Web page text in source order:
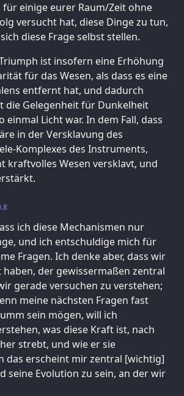
für einige eurer Raum/Zeit ohne
versucht hat, diese Dinge zu tun,
diese Frage selbst stellen.
ist insofern eine Erhöhung
für das Wesen, als dass es eine
entfernt hat, und dadurch
die Gelegenheit für Dunkelheit
einmal Licht war. In dem Fall, dass
in der Versklavung des
Komplexes des Instruments,
kraftvolles Wesen versklavt, und
ich diese Mechanismen nur
und ich entschuldige mich für
Fragen. Ich denke aber, dass wir
der gewissermaßen zentral
gerade versuchen zu verstehen;
meine nächsten Fragen fast
sein mögen, will ich
was diese Kraft ist, nach
strebt, und wie er sie
das erscheint mir zentral [wichtig]
seine Evolution zu sein, an der wir